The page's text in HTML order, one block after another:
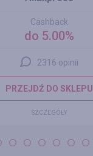
Cashback
do 5.00%
2316 opinii
PRZEJDŹ DO SKLEPU
SZCZEGÓŁY